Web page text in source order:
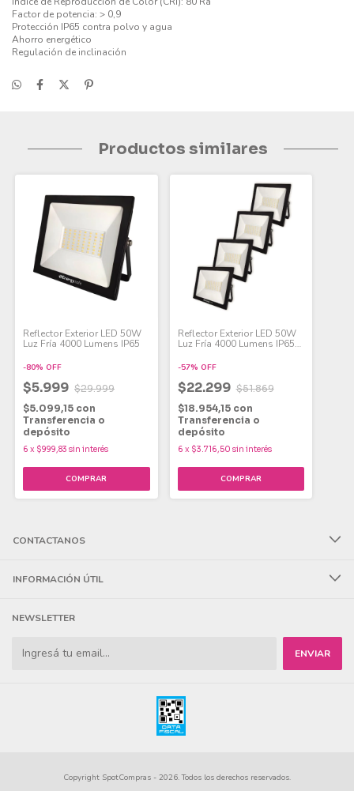
Factor de potencia: > 0,9
Protección IP65 contra polvo y agua
Ahorro energético
Regulación de inclinación
Productos similares
Reflector Exterior LED 50W
Luz Fría 4000 Lumens IP65
-80% OFF
$5.999 $29.999
$5.099,15 con
Transferencia o
depósito
6 x $999,83 sin interés
Reflector Exterior LED 50W
Luz Fría 4000 Lumens IP65
-57% OFF
$22.299 $51.869
$18.954,15 con
Transferencia o
depósito
6 x $3.716,50 sin interés
CONTACTANOS
INFORMACIÓN ÚTIL
NEWSLETTER
Copyright SpotCompras - 2026. Todos los derechos reservados.